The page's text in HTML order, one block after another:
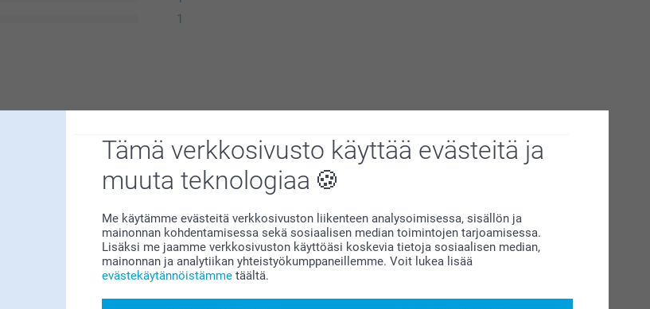
Tämä verkkosivusto käyttää evästeitä ja
muuta teknologiaa
Me käytämme evästeitä verkkosivuston liikenteen analysoimisessa, sisällön ja
mainonnan kohdentamisessa sekä sosiaalisen median toimintojen tarjoamisessa.
Lisäksi me jaamme verkkosivuston käyttöäsi koskevia tietoja sosiaalisen median,
mainonnan ja analytiikan yhteistyökumppaneillemme. Voit lukea lisää
evästekäytännöistämme täältä.
1
😊 Kiva että pidät